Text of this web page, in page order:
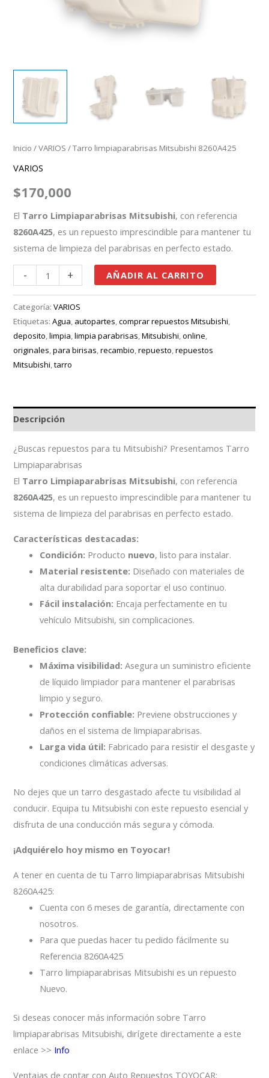
Inicio /VARIOS / Tarro limpiaparabrisas Mitsubishi 8260A425
VARIOS
$170,000
El Tarro Limpiaparabrisas Mitsubishi, con referencia
8260A425, es un repuesto imprescindible para mantener tu
sistema de limpieza del parabrisas en perfecto estado.
- + AÑADIR AL CARRITO
Categoría:VARIOS
Etiquetas:Agua autopartes ,comprar repuestos Mitsubishi
deposito ,limpia ,limpia parabrisas ,Mitsubishi ,online
originales ,para birisas ,recambio ,repuesto ,repuestos
Mitsubishi ,tarro
Descripción
¿Buscas repuestos para tu Mitsubishi? Presentamos Tarro
Limpiaparabrisas
El Tarro Limpiaparabrisas Mitsubishi, con referencia
8260A425, es un repuesto imprescindible para mantener tu
sistema de limpieza del parabrisas en perfecto estado.
Características destacadas:
Condición: Producto nuevo, listo para instalar.
Material resistente: Diseñado con materiales de
alta durabilidad para soportar el uso continuo.
Fácil instalación: Encaja perfectamente en tu
vehículo Mitsubishi, sin complicaciones.
Beneficios clave:
Máxima visibilidad: Asegura un suministro eficiente
de líquido limpiador para mantener el parabrisas
limpio y seguro.
Protección confiable: Previene obstrucciones y
daños en el sistema de limpiaparabrisas.
Larga vida útil: Fabricado para resistir el desgaste y
condiciones climáticas adversas.
No dejes que un tarro desgastado afecte tu visibilidad al
conducir. Equipa tu Mitsubishi con este repuesto esencial y
disfruta de una conducción más segura y cómoda.
¡Adquiérelo hoy mismo en Toyocar!
A tener en cuenta de tu Tarro limpiaparabrisas Mitsubishi
8260A425:
Cuenta con 6 meses de garantía, directamente con
nosotros.
Para que puedas hacer tu pedido fácilmente su
Referencia 8260A425
Tarro limpiaparabrisas Mitsubishi es un repuesto
Nuevo.
Si deseas conocer más información sobre Tarro
limpiaparabrisas Mitsubishi, dirígete directamente a este
enlace >> Info
Ventajas de contar con Auto Repuestos TOYOCAR: